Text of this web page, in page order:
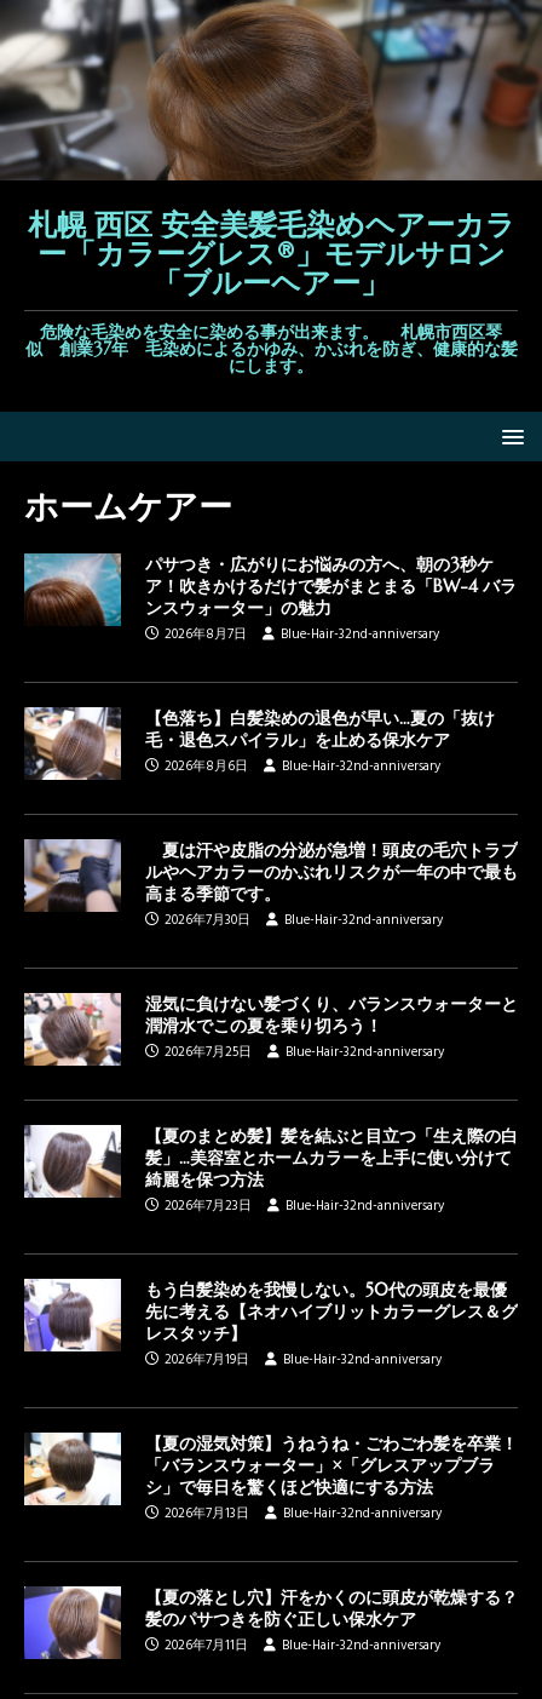
札幌 西区 安全美髪毛染めヘアーカラ
ー「カラーグレス®」モデルサロン
「ブルーヘアー」
危険な毛染めを安全に染める事が出来ます。 札幌市西区琴
似 創業37年 毛染めによるかゆみ、かぶれを防ぎ、健康的な髪
にします。
ホームケアー
パサつき・広がりにお悩みの方へ、朝の3秒ケ
ア！吹きかけるだけで髪がまとまる「BW-4 バラ
ンスウォーター」の魅力
2026年8月7日
Blue-Hair-32nd-anniversary
【色落ち】白髪染めの退色が早い…夏の「抜け
毛・退色スパイラル」を止める保水ケア
2026年8月6日
Blue-Hair-32nd-anniversary
夏は汗や皮脂の分泌が急増！頭皮の毛穴トラブ
ルやヘアカラーのかぶれリスクが一年の中で最も
高まる季節です。
2026年7月30日
Blue-Hair-32nd-anniversary
湿気に負けない髪づくり、バランスウォーターと
潤滑水でこの夏を乗り切ろう！
2026年7月25日
Blue-Hair-32nd-anniversary
【夏のまとめ髪】髪を結ぶと目立つ「生え際の白
髪」…美容室とホームカラーを上手に使い分けて
綺麗を保つ方法
2026年7月23日
Blue-Hair-32nd-anniversary
もう白髪染めを我慢しない。50代の頭皮を最優
先に考える【ネオハイブリットカラーグレス＆グ
レスタッチ】
2026年7月19日
Blue-Hair-32nd-anniversary
【夏の湿気対策】うねうね・ごわごわ髪を卒業！
「バランスウォーター」×「グレスアップブラ
シ」で毎日を驚くほど快適にする方法
2026年7月13日
Blue-Hair-32nd-anniversary
【夏の落とし穴】汗をかくのに頭皮が乾燥する？
髪のパサつきを防ぐ正しい保水ケア
2026年7月11日
Blue-Hair-32nd-anniversary